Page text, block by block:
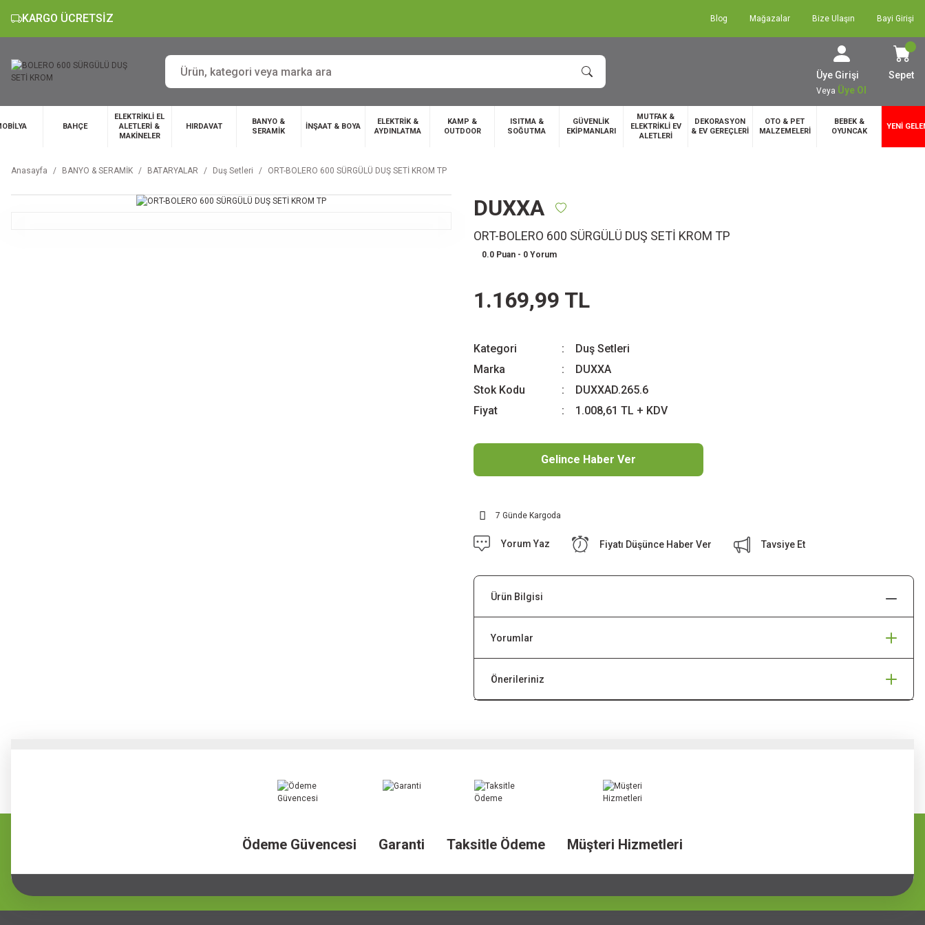
KARGO ÜCRETSİZ Blog Mağazalar Bize Ulaşın Bayi Girişi
Üye Girişi
Veya Üye Ol
Sepet
BAHÇE
ELEKTRİKLİ EL
ALETLERİ &
MAKİNELER
HIRDAVAT
BANYO &
SERAMİK
İNŞAAT & BOYA
ELEKTRİK &
AYDINLATMA
KAMP &
OUTDOOR
ISITMA &
SOĞUTMA
GÜVENLİK
EKİPMANLARI
MUTFAK &
ELEKTRİKLİ EV
ALETLERİ
DEKORASYON
& EV GEREÇLERİ
OTO & PET
MALZEMELERİ
BEBEK &
OYUNCAK
YENİ
Anasayfa BANYO & SERAMİK BATARYALAR Duş Setleri ORT-BOLERO 600 SÜRGÜLÜ DUŞ SETİ KROM TP
DUXXA
ORT-BOLERO 600 SÜRGÜLÜ DUŞ SETİ KROM TP
0.0 Puan - 0 Yorum
1.169,99 TL
Kategori
Duş Setleri
Marka
DUXXA
Stok Kodu
DUXXAD.265.6
Fiyat
1.008,61 TL + KDV
Gelince Haber Ver
7 Günde Kargoda
Yorum Yaz Fiyatı Düşünce Haber Ver Tavsiye Et
Ürün Bilgisi
Yorumlar
Önerileriniz
Ödeme Güvencesi Garanti Taksitle Ödeme Müşteri Hizmetleri